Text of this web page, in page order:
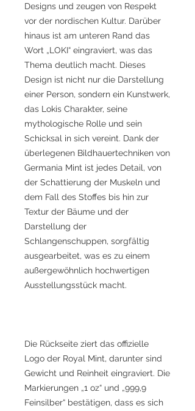
Designs und zeugen von Respekt
vor der nordischen Kultur. Darüber
hinaus ist am unteren Rand das
Wort „LOKI“ eingraviert, was das
Thema deutlich macht. Dieses
Design ist nicht nur die Darstellung
einer Person, sondern ein Kunstwerk,
das Lokis Charakter, seine
mythologische Rolle und sein
Schicksal in sich vereint. Dank der
überlegenen Bildhauertechniken von
Germania Mint ist jedes Detail, von
der Schattierung der Muskeln und
dem Fall des Stoffes bis hin zur
Textur der Bäume und der
Darstellung der
Schlangenschuppen, sorgfältig
ausgearbeitet, was es zu einem
außergewöhnlich hochwertigen
Ausstellungsstück macht.
Die Rückseite ziert das offizielle
Logo der Royal Mint, darunter sind
Gewicht und Reinheit eingraviert. Die
Markierungen „1 oz“ und „999,9
Feinsilber“ bestätigen, dass es sich